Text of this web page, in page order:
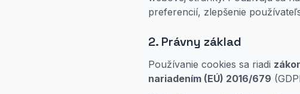
preferencií, zlepšenie
2. Právny základ
Používanie cookies sa riadi
nariadením (EÚ) 2016/679